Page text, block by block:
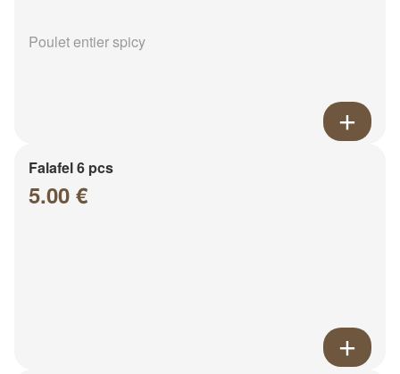
Poulet entier spicy
Falafel 6 pcs
5.00 €